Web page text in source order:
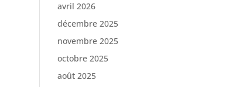
avril 2026
décembre 2025
novembre 2025
octobre 2025
août 2025